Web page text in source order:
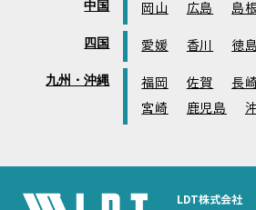
中国 岡山 広島 島
四国 愛媛 香川 徳島
九州・沖縄 福岡 佐賀 長
宮崎
鹿児島
LDT株式会社